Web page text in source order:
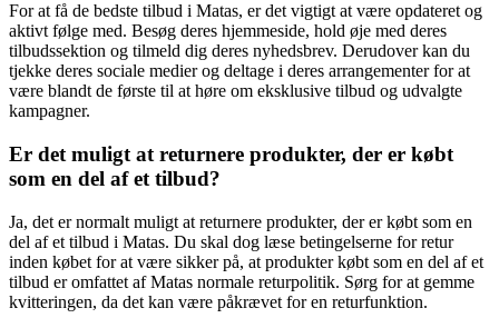
For at få de bedste tilbud i Matas, er det vigtigt at være opdateret og
aktivt følge med. Besøg deres hjemmeside, hold øje med deres
tilbudssektion og tilmeld dig deres nyhedsbrev. Derudover kan du
tjekke deres sociale medier og deltage i deres arrangementer for at
være blandt de første til at høre om eksklusive tilbud og udvalgte
kampagner.
Er det muligt at returnere produkter, der er købt
som en del af et tilbud?
Ja, det er normalt muligt at returnere produkter, der er købt som en
del af et tilbud i Matas. Du skal dog læse betingelserne for retur
inden købet for at være sikker på, at produkter købt som en del af et
tilbud er omfattet af Matas normale returpolitik. Sørg for at gemme
kvitteringen, da det kan være påkrævet for en returfunktion.